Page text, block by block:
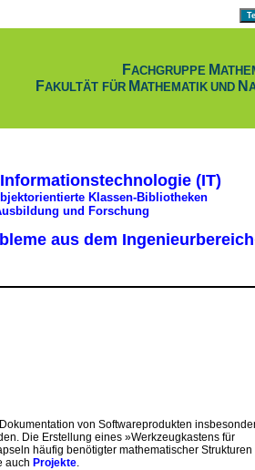
FACHGRUPPE M
FAKULTÄT FÜR MATHEMATIK UND N
(IT)
Klassen-Bibliotheken
und Forschung
aus dem
von Softwareprodukten
Die Erstellung eines »Werkzeugkastens für
häufig benötigter mathematischer Strukturen
auch Projekte.